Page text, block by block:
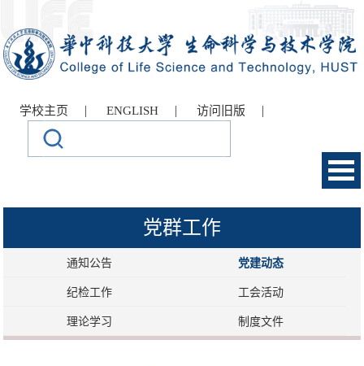
学校主页 | ENGLISH | 访问旧版 |
党群工作
通知公告 党建动态
纪检工作 工会活动
理论学习 制度文件